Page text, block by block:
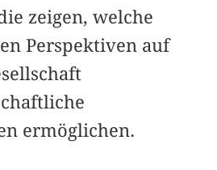
zeigen, welche
Perspektiven auf
ermöglichen.